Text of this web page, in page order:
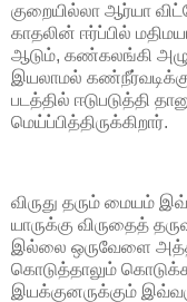
குறையில்லா ஆர்யா
காதலின் ஈர்ப்பில்
ஆடும், கண்கலங்கி
இயலாமல்
படத்தில் ஈடுபடுத்தி
மெய்ப்பித்திருக்கிறார்.
விருது தரும் மையம்
யாருக்கு விருதைத்
இல்லை ஒருவேளை
கொடுத்தாலும்
இயக்குனருக்கும்